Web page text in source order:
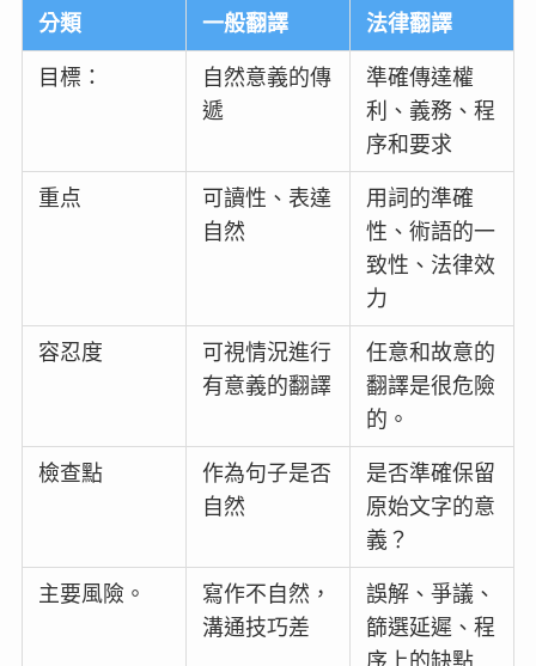
分類 一般翻譯 法律翻譯
目標：
自然意義的傳
遞
準確傳達權
利、義務、程
序和要求
重点
可讀性、表達
自然
用詞的準確
性、術語的一
致性、法律效
力
容忍度
可視情況進行
有意義的翻譯
任意和故意的
翻譯是很危險
的。
檢查點
作為句子是否
自然
是否準確保留
原始文字的意
義？
主要風險。
寫作不自然，
溝通技巧差
誤解、爭議、
篩選延遲、程